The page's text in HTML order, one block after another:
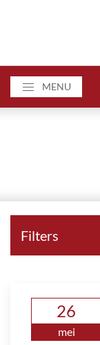
MENU
Filters
26
mei